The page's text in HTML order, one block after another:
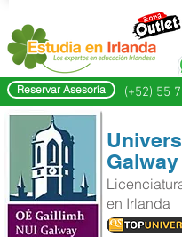
Reservar Asesoría (+52) 55
Galway
en Irlanda